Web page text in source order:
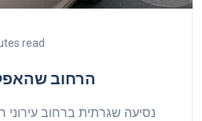
read
הרחוב
נסיעה שגרתית ברחוב עירוני